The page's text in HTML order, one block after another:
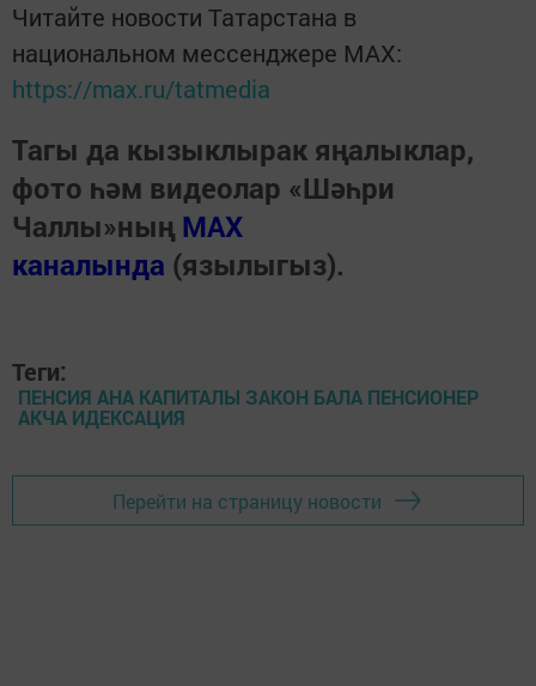
Читайте новости Татарстана в
национальном мессенджере MАХ:
https://max.ru/tatmedia
Тагы да кызыклырак яңалыклар,
фото һәм видеолар «Шәһри
Чаллы»ның MAX
каналында (язылыгыз).
Теги:
ПЕНСИЯ АНА КАПИТАЛЫ ЗАКОН БАЛА ПЕНСИОНЕР
АКЧА ИДЕКСАЦИЯ
Перейти на страницу новости